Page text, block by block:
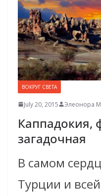
ВОКРУГ СВЕТА
July 20, 2015 Элеонора
Каппадокия,
загадочная
В самом
Турции и